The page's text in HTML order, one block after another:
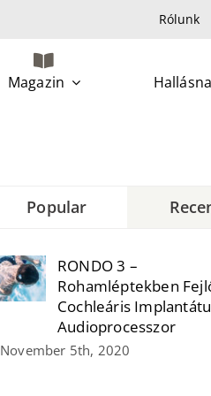
Rólunk
Magazin
Popular
RONDO 3 –
Rohamléptekben
Cochleáris
Audioprocesszor
November 5th, 2020